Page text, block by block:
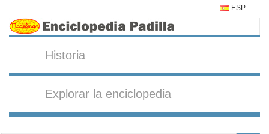
ESP
Historia
Explorar la enciclopedia